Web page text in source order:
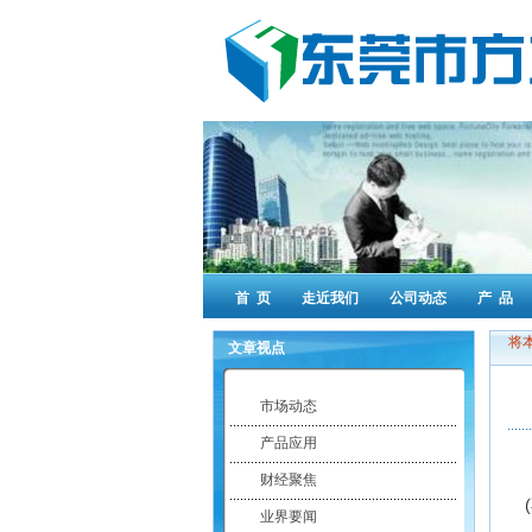
首 页 走近我们 公司动态 产 品
文章视点
市场动态
产品应用
财经聚焦
业界要闻
将